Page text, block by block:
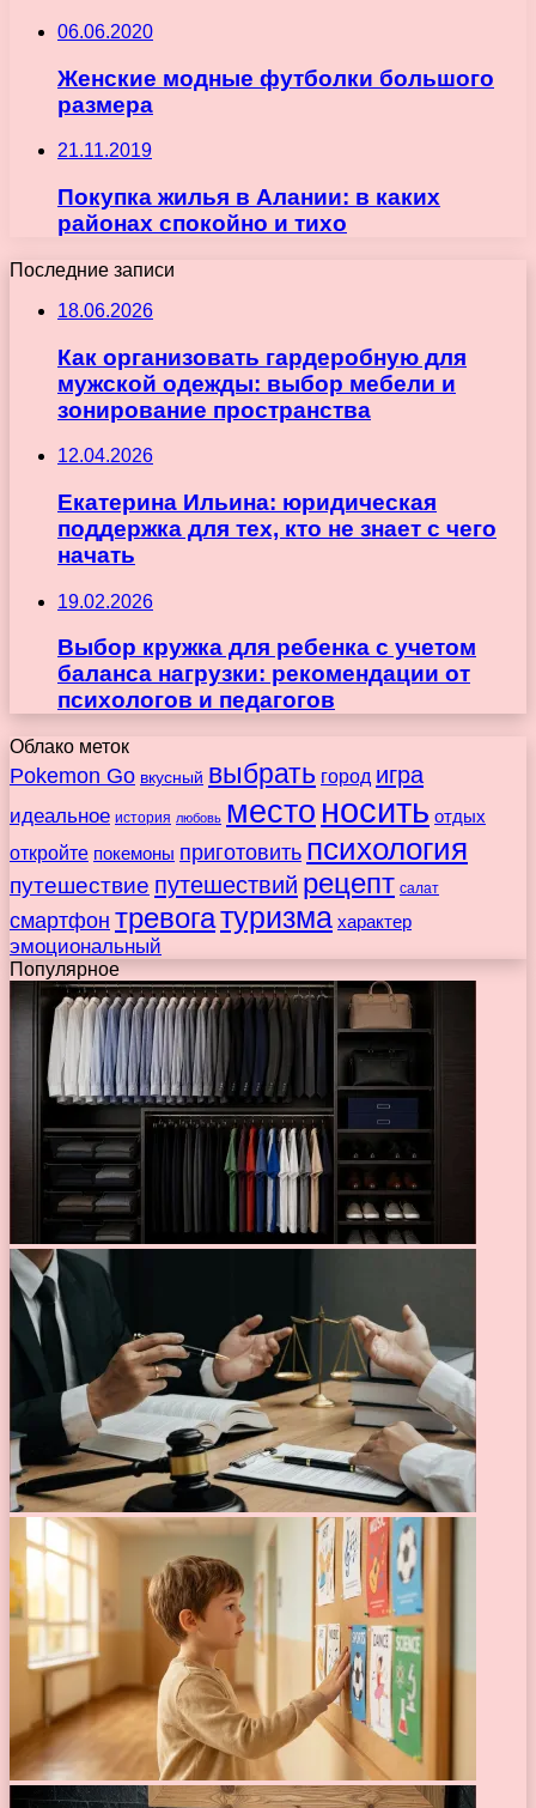
06.06.2020
Женские модные футболки большого
размера
21.11.2019
Покупка жилья в Алании: в каких
районах спокойно и тихо
Последние записи
18.06.2026
Как организовать гардеробную для
мужской одежды: выбор мебели и
зонирование пространства
12.04.2026
Екатерина Ильина: юридическая
поддержка для тех, кто не знает с чего
начать
19.02.2026
Выбор кружка для ребенка с учетом
баланса нагрузки: рекомендации от
психологов и педагогов
Облако меток
Pokemon Go вкусный выбрать город игра
идеальное история любовь место носить отдых
откройте покемоны приготовить психология
путешествие путешествий рецепт салат
смартфон тревогатуризма характер
эмоциональный
Популярное